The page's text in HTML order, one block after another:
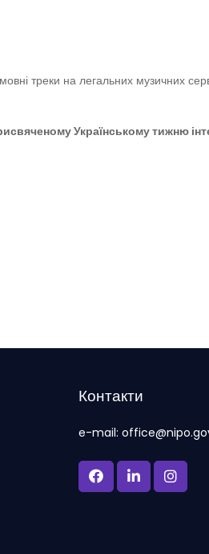
треки на легальних музичних
Українському тижню
Контакти
e-mail: